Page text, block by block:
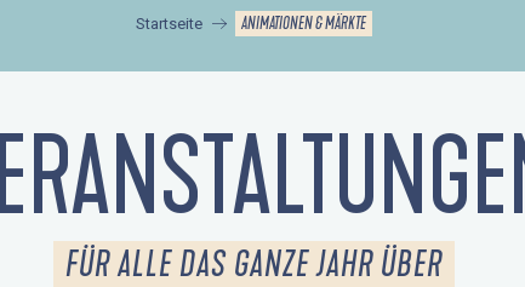
Startseite ANIMATIONEN & MÄRKTE
FÜR ALLE DAS GANZE JAHR ÜBER